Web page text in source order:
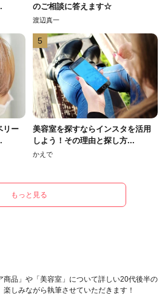
のご相談に答えます☆
渡辺真一
リー
5
美容室を探すならインスタを活用
しよう！その理由と探し方...
かえで
もっと見る
商品」や「美容室」について詳しい20代後半の
楽しみながら執筆させていただきます！